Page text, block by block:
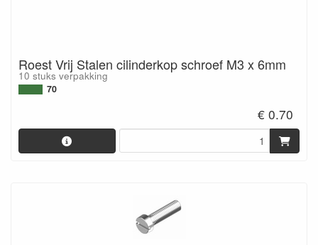
Roest Vrij Stalen cilinderkop schroef M3 x 6mm
10 stuks verpakking
70
€ 0.70